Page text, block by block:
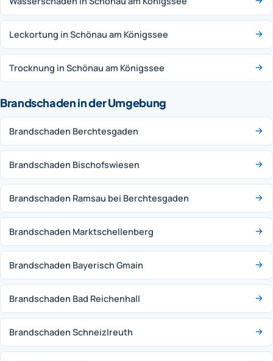
Leckortung in Schönau am Königssee
Trocknung in Schönau am Königssee
Brandschaden in der Umgebung
Brandschaden Berchtesgaden
Brandschaden Bischofswiesen
Brandschaden Ramsau bei Berchtesgaden
Brandschaden Marktschellenberg
Brandschaden Bayerisch Gmain
Brandschaden Bad Reichenhall
Brandschaden Schneizlreuth